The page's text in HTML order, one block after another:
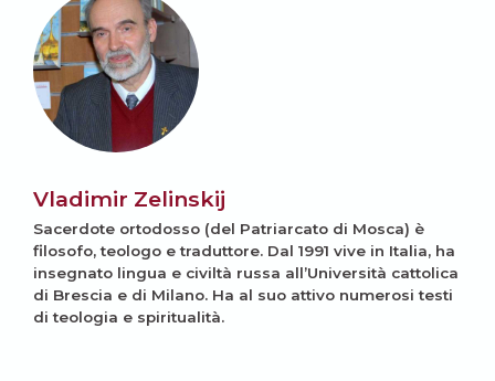
Vladimir Zelinskij
Sacerdote ortodosso (del Patriarcato di Mosca) è
filosofo, teologo e traduttore. Dal 1991 vive in Italia, ha
insegnato lingua e civiltà russa all’Università cattolica
di Brescia e di Milano. Ha al suo attivo numerosi testi
di teologia e spiritualità.